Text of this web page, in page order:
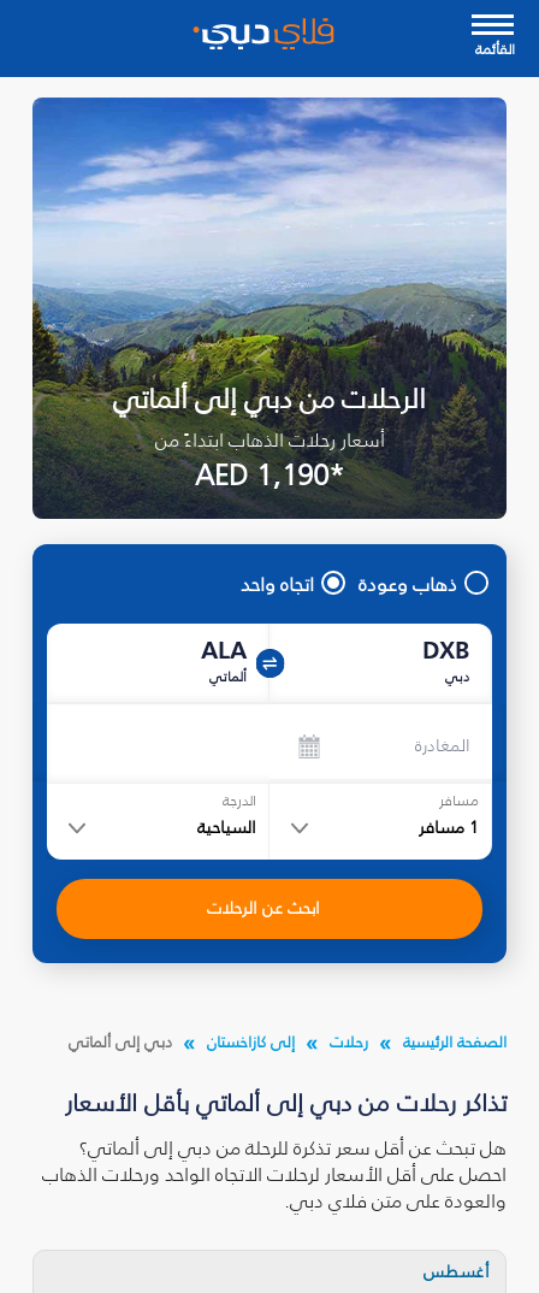
القأئمة
الرحلات من دبي إلى ألماتي
أسعار رحلات الذهاب ابتداءً من
*AED 1,190
ذهاب وعودة اتجاه واحد
DXB
دبي
ALA
ألماتي
المغادرة
مسافر
1 مسافر
الدرجة
السياحية
ابحث عن الرحلات
الصفحة الرئيسية رحلات إلى كازاخستان دبي إلى ألماتي
تذاكر رحلات من دبي إلى ألماتي بأقل الأسعار
هل تبحث عن أقل سعر تذكرة للرحلة من دبي إلى ألماتي؟
احصل على أقل الأسعار لرحلات الاتجاه الواحد ورحلات الذهاب
والعودة على متن فلاي دبي.
أغسطس